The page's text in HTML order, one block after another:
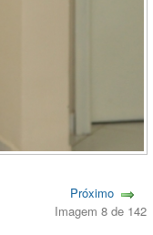
Próximo
Imagem 8 de 142